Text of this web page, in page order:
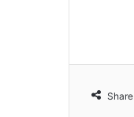
Share